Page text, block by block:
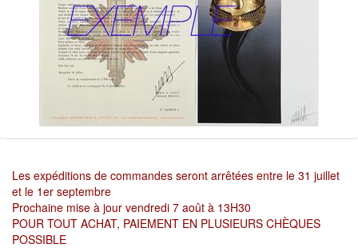
Les expéditions de commandes seront arrêtées entre le 31 juillet
et le 1er septembre
Prochaine mise à jour vendredi 7 août à 13H30
POUR TOUT ACHAT, PAIEMENT EN PLUSIEURS CHÈQUES
POSSIBLE